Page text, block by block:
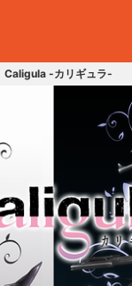
Caligula -カリギュラ-